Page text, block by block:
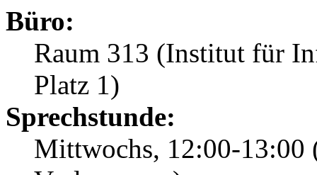
Büro:
Raum 313 (Institut für
Platz 1)
Sprechstunde:
Mittwochs, 12:00-13:00